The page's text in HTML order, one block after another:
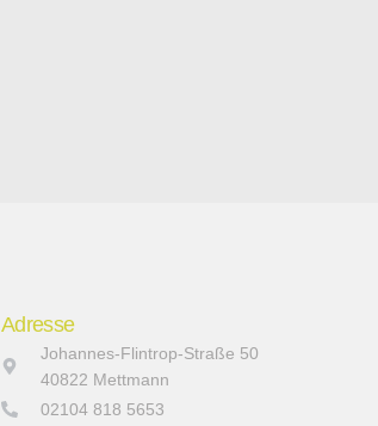
Adresse
Johannes-Flintrop-Straße 50
40822 Mettmann
02104 818 5653